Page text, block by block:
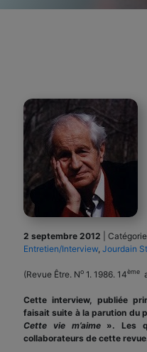
2 septembre 2012
Entretien/Interview Jourdain
(Revue Être. No 1. 1986. 14ème
Cette interview, publiée
faisait suite à la parution du
Cette vie m’aime». Les
collaborateurs de cette